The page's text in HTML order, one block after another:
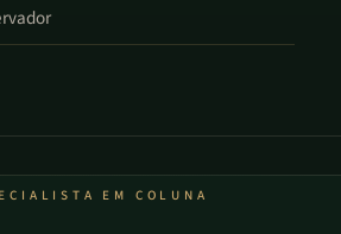
EM COLUNA